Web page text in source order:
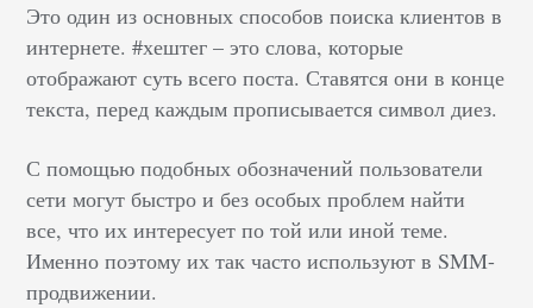
Это один из основных способов поиска клиентов в
интернете. #хештег – это слова, которые
отображают суть всего поста. Ставятся они в конце
текста, перед каждым прописывается символ диез.
С помощью подобных обозначений пользователи
сети могут быстро и без особых проблем найти
все, что их интересует по той или иной теме.
Именно поэтому их так часто используют в SMM-
продвижении.